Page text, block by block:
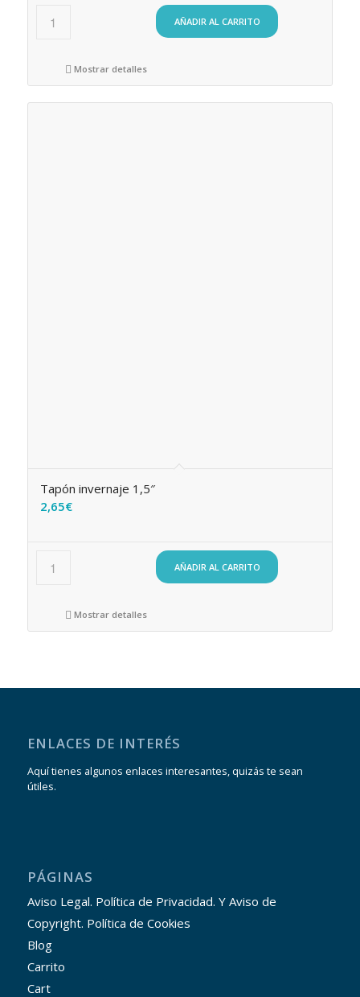
AÑADIR AL CARRITO
Mostrar detalles
Tapón invernaje 1,5″
2,65€
AÑADIR AL CARRITO
Mostrar detalles
ENLACES DE INTERÉS
Aquí tienes algunos enlaces interesantes, quizás te sean
útiles.
PÁGINAS
Aviso Legal. Política de Privacidad. Y Aviso de
Copyright. Política de Cookies
Blog
Carrito
Cart